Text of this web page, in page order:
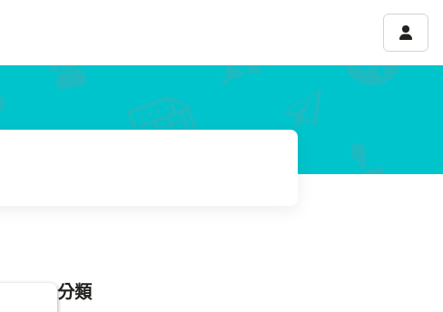
帳號
ナビゲーションメニュー
分類